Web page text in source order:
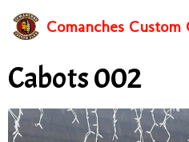
Comanches Custom
Cabots 002